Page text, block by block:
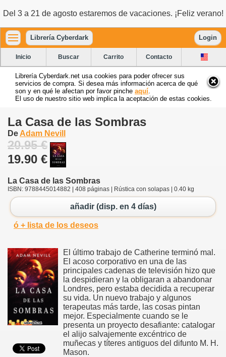
Del 3 a 21 de agosto estaremos de vacaciones. ¡Feliz verano!
Librería Cyberdark Login
Inicio Buscar Carrito Contacto
Librería Cyberdark.net usa cookies para poder ofrecer sus
servicios de compra. Si desea más información acerca de qué
son y en qué le afectan por favor pinche aquí
El uso de nuestro sitio web implica la aceptación de estas cookies.
La Casa de las Sombras
De Adam Nevill
20.95 €
19.90 €
La Casa de las Sombras
ISBN: 9788445014882 | 408 páginas | Rústica con solapas | 0.40 kg
añadir (disp. en 4 días)
ó + lista de los deseos
El último trabajo de Catherine terminó mal.
El acoso corporativo en una de las
principales cadenas de televisión hizo que
la despidieran y la obligaran a abandonar
Londres, pero estaba decidida a recuperar
su vida. Un nuevo trabajo y algunos
terapeutas más tarde, las cosas pintan
mejor. Especialmente cuando se le
presenta un proyecto desafiante: catalogar
el alijo salvajemente excéntrico de
muñecas y títeres antiguos del difunto M. H.
Mason.